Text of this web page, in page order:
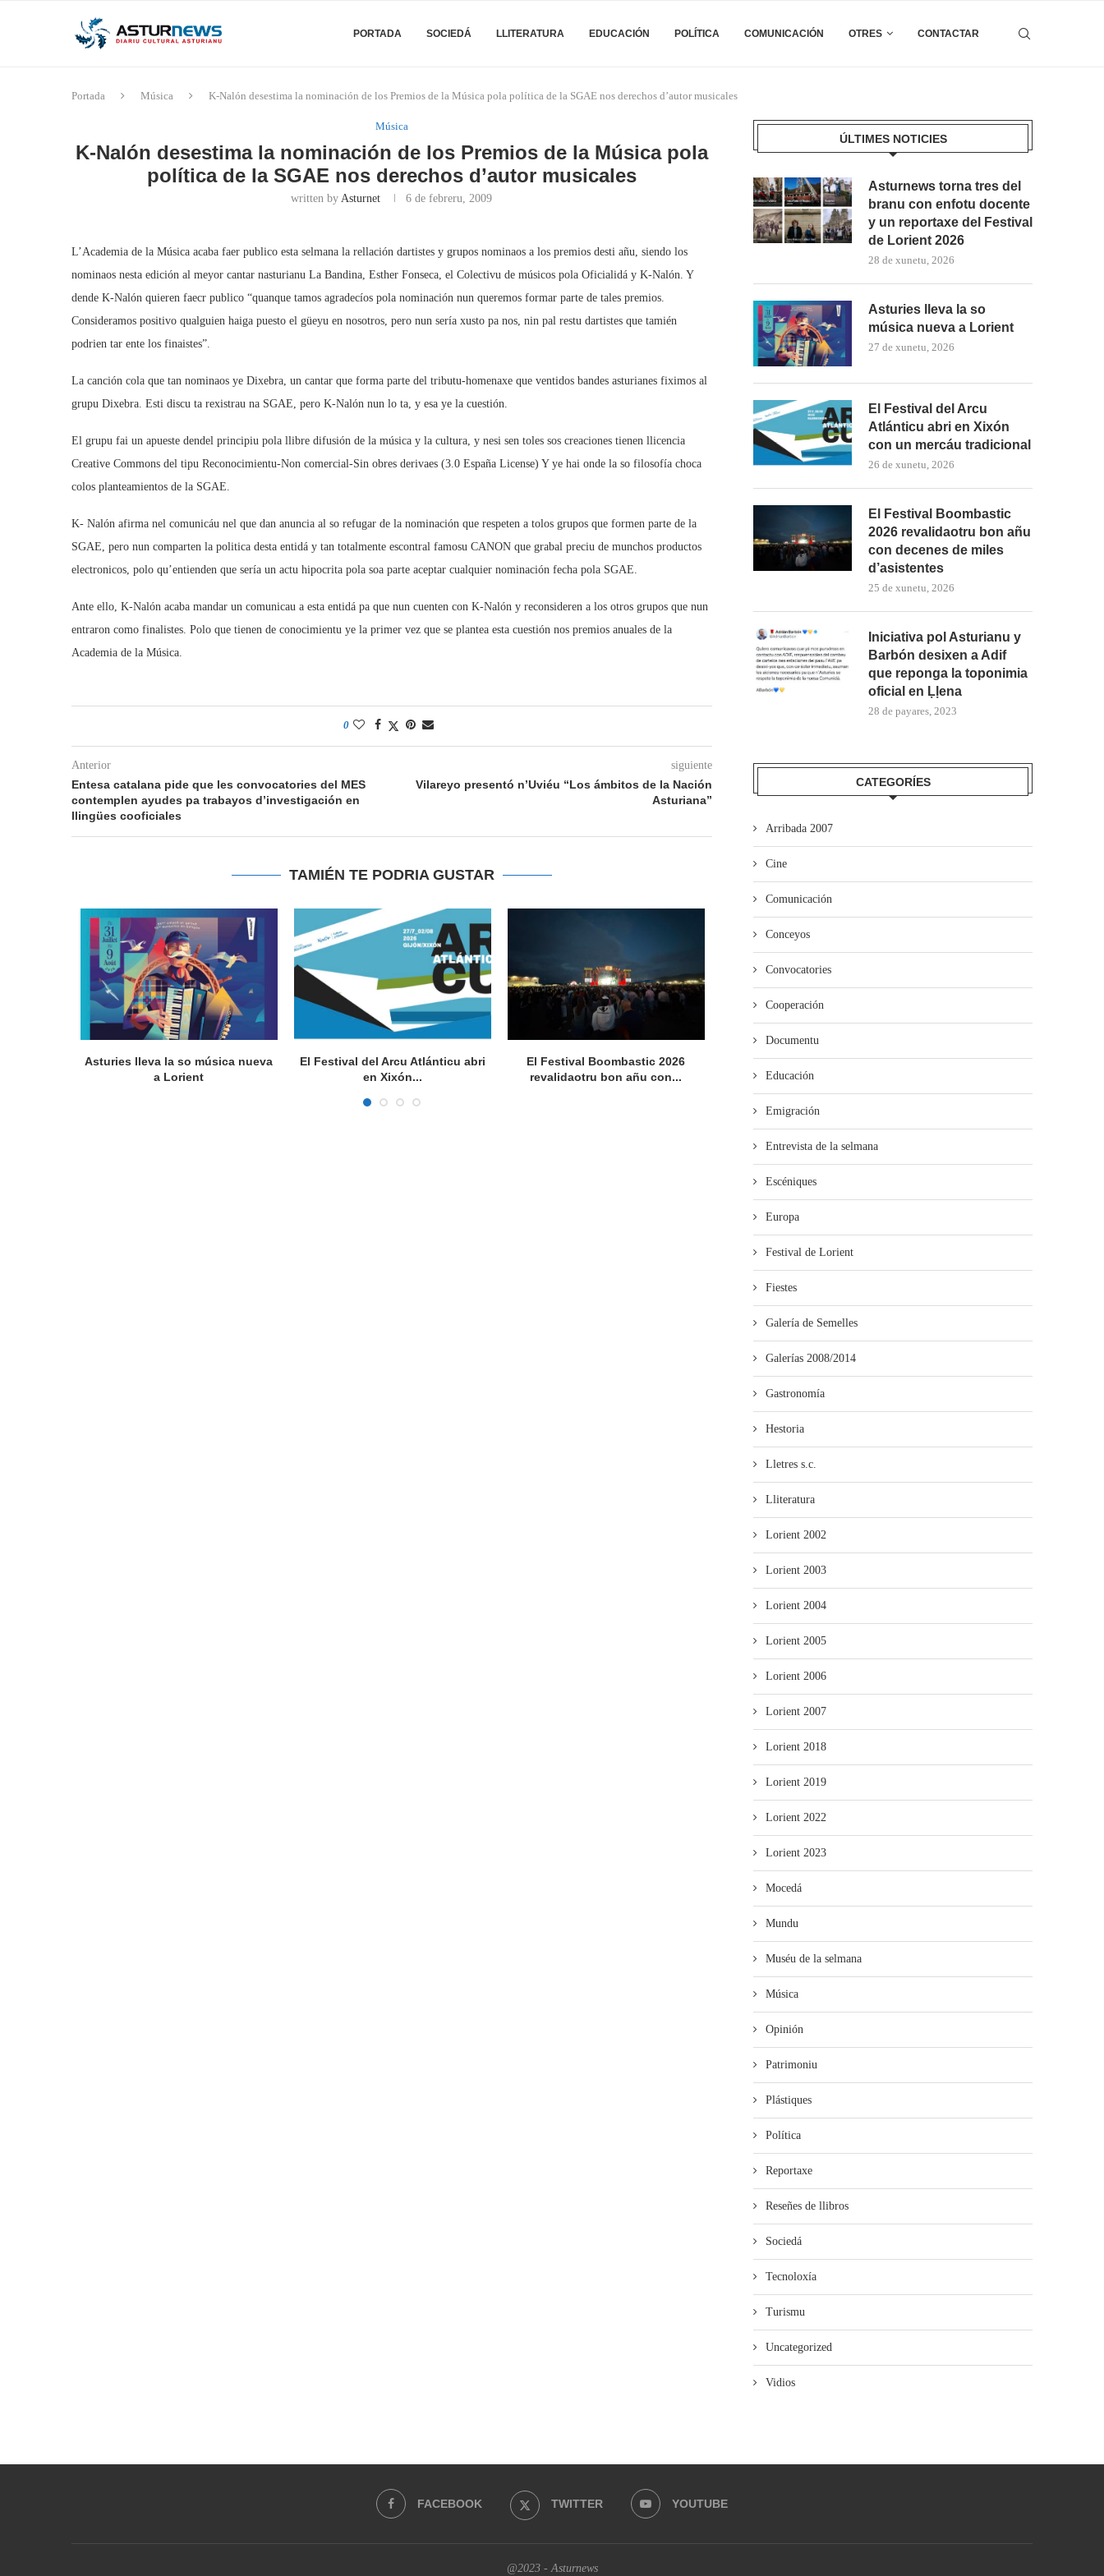
PORTADA SOCIEDÁ LLITERATURA EDUCACIÓN POLÍTICA COMUNICACIÓN OTRES CONTACTAR
Portada Música K-Nalón desestima la nominación de los Premios de la Música pola política de la SGAE nos derechos d’autor musicales
Música
K-Nalón desestima la nominación de los Premios de la Música pola
política de la SGAE nos derechos d’autor musicales
written byAsturnet 6 de febreru, 2009
L’Academia de la Música acaba faer publico esta selmana la rellación dartistes y grupos nominaos a los premios desti añu, siendo los
nominaos nesta edición al meyor cantar nasturianu La Bandina, Esther Fonseca, el Colectivu de músicos pola Oficialidá y K-Nalón. Y
dende K-Nalón quieren faecr publico “quanque tamos agradecíos pola nominación nun queremos formar parte de tales premios.
Consideramos positivo qualguien haiga puesto el güeyu en nosotros, pero nun sería xusto pa nos, nin pal restu dartistes que tamién
podrien tar ente los finaistes”.
La canción cola que tan nominaos ye Dixebra, un cantar que forma parte del tributu-homenaxe que ventidos bandes asturianes fiximos al
grupu Dixebra. Esti discu ta rexistrau na SGAE, pero K-Nalón nun lo ta, y esa ye la cuestión.
El grupu fai un apueste dendel principiu pola llibre difusión de la música y la cultura, y nesi sen toles sos creaciones tienen llicencia
Creative Commons del tipu Reconocimientu-Non comercial-Sin obres derivaes (3.0 España License) Y ye hai onde la so filosofía choca
colos planteamientos de la SGAE.
K- Nalón afirma nel comunicáu nel que dan anuncia al so refugar de la nominación que respeten a tolos grupos que formen parte de la
SGAE, pero nun comparten la politica desta entidá y tan totalmente escontral famosu CANON que grabal preciu de munchos productos
electronicos, polo qu’entienden que sería un actu hipocrita pola soa parte aceptar cualquier nominación fecha pola SGAE.
Ante ello, K-Nalón acaba mandar un comunicau a esta entidá pa que nun cuenten con K-Nalón y reconsideren a los otros grupos que nun
entraron como finalistes. Polo que tienen de conocimientu ye la primer vez que se plantea esta cuestión nos premios anuales de la
Academia de la Música.
0
Anterior
Entesa catalana pide que les convocatories del MES
contemplen ayudes pa trabayos d’investigación en
llingües cooficiales
siguiente
Vilareyo presentó n’Uviéu “Los ámbitos de la Nación
Asturiana”
TAMIÉN TE PODRIA GUSTAR
Asturies lleva la so música nueva
a Lorient
El Festival del Arcu Atlánticu abri
en Xixón...
El Festival Boombastic 2026
revalidaotru bon añu con...
Semando Son amuesa’l nuevu folk
asturiano
El Trasiegu Fest va tener
ÚLTIMES NOTICIES
Asturnews torna tres del
branu con enfotu docente
y un reportaxe del Festival
de Lorient 2026
28 de xunetu, 2026
Asturies lleva la so
música nueva a Lorient
27 de xunetu, 2026
El Festival del Arcu
Atlánticu abri en Xixón
con un mercáu tradicional
26 de xunetu, 2026
El Festival Boombastic
2026 revalidaotru bon añu
con decenes de miles
d’asistentes
25 de xunetu, 2026
Iniciativa pol Asturianu y
Barbón desixen a Adif
que reponga la toponimia
oficial en Ḷḷena
28 de payares, 2023
CATEGORÍES
Arribada 2007
Cine
Comunicación
Conceyos
Convocatories
Cooperación
Documentu
Educación
Emigración
Entrevista de la selmana
Escéniques
Europa
Festival de Lorient
Fiestes
Galería de Semelles
Galerías 2008/2014
Gastronomía
Hestoria
Lletres s.c.
Lliteratura
Lorient 2002
Lorient 2003
Lorient 2004
Lorient 2005
Lorient 2006
Lorient 2007
Lorient 2018
Lorient 2019
Lorient 2022
Lorient 2023
Mocedá
Mundu
Muséu de la selmana
Música
Opinión
Patrimoniu
Plástiques
Política
Reportaxe
Reseñes de llibros
Sociedá
Tecnoloxía
Turismu
Uncategorized
Vidios
FACEBOOK TWITTER YOUTUBE
@2023 - Asturnews